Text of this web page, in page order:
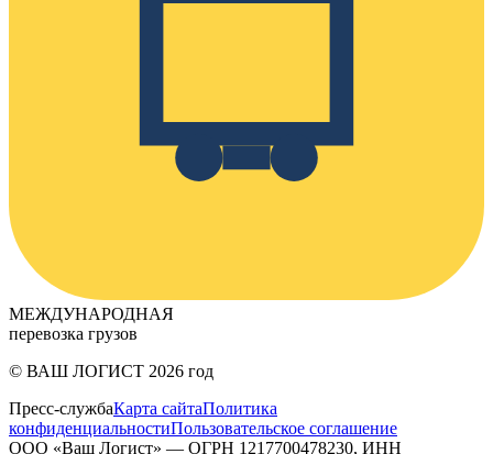
МЕЖДУНАРОДНАЯ
перевозка грузов
© ВАШ ЛОГИСТ 2026 год
Пресс-службаКарта сайтаПолитика
конфиденциальностиПользовательское соглашение
ООО «Ваш Логист» — ОГРН 1217700478230, ИНН